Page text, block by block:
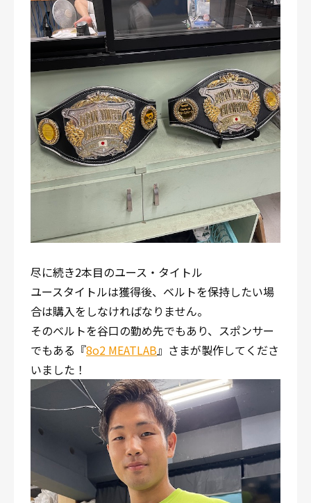
尽に続き2本目のユース・タイトル
ユースタイトルは獲得後、ベルトを保持したい場
合は購入をしなければなりません。
そのベルトを谷口の勤め先でもあり、スポンサー
でもある『8o2 MEATLAB』さまが製作してくださ
いました！